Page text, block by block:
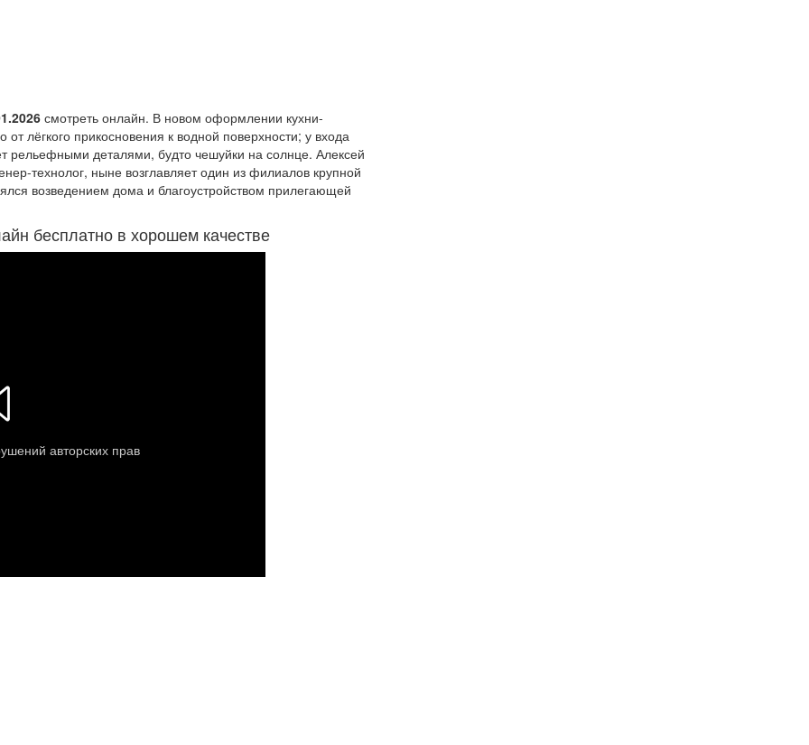
смотреть онлайн. В новом оформлении кухни-
от лёгкого прикосновения к водной поверхности; у входа
рельефными деталями, будто чешуйки на солнце. Алексей
технолог, ныне возглавляет один из филиалов крупной
возведением дома и благоустройством прилегающей
бесплатно в хорошем качестве